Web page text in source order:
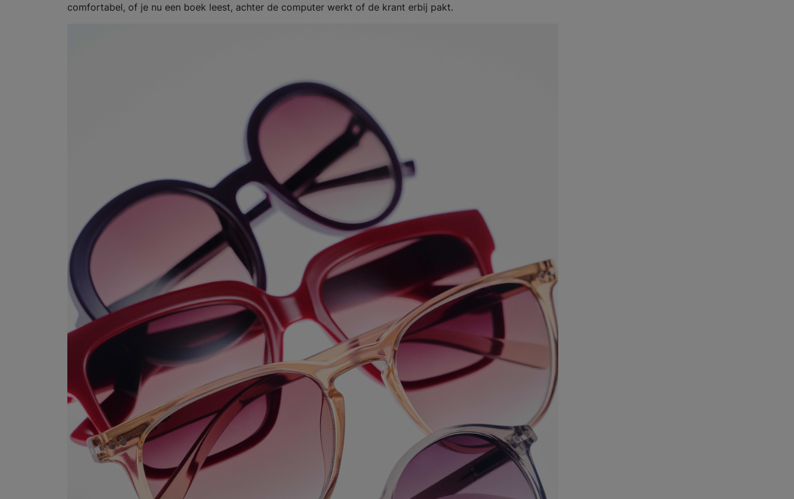
comfortabel, of je nu een boek leest, achter de computer werkt of de krant erbij pakt.